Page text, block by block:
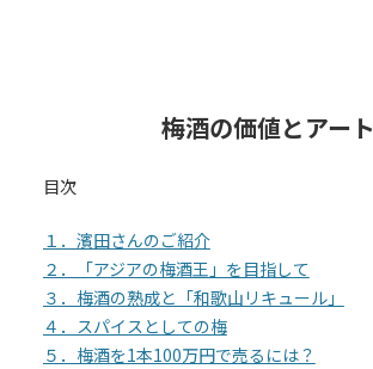
梅酒の価値とアート
目次
１．濱田さんのご紹介
２．「アジアの梅酒王」を目指して
３．梅酒の熟成と「和歌山リキュール」
４．スパイスとしての梅
５．梅酒を1本100万円で売るには？